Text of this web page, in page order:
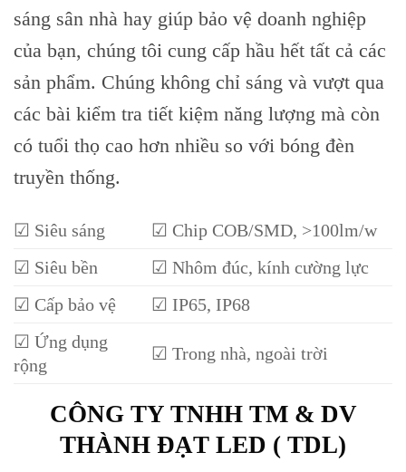
content
sáng sân nhà hay giúp bảo vệ doanh nghiệp
của bạn, chúng tôi cung cấp hầu hết tất cả các
sản phẩm. Chúng không chỉ sáng và vượt qua
các bài kiểm tra tiết kiệm năng lượng mà còn
có tuổi thọ cao hơn nhiều so với bóng đèn
truyền thống.
☑ Siêu sáng
☑ Chip COB/SMD, >100lm/w
☑ Siêu bền
☑ Nhôm đúc, kính cường lực
☑ Cấp bảo vệ
☑ IP65, IP68
☑ Ứng dụng
rộng
☑ Trong nhà, ngoài trời
CÔNG TY TNHH TM & DV
THÀNH ĐẠT LED ( TDL)